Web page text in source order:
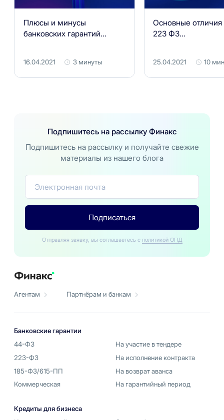
Плюсы и минусы
банковских гарантий...
16.04.2021 3 минуты
Основные
223 ФЗ...
25.04.2021 10
Подпишитесь на рассылку Финакс
Подпишитесь на рассылку и получайте свежие
материалы из нашего блога
Подписаться
Отправляя заявку, вы соглашаетесь с политикой ОПД
Агентам Партнёрам и банкам
Банковские гарантии
44-ФЗ
223-ФЗ
185-ФЗ/615-ПП
Коммерческая
На участие в тендере
На исполнение контракта
На возврат аванса
На гарантийный период
Кредиты для бизнеса